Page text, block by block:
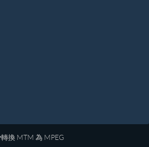
轉換 MTM 為 MPEG